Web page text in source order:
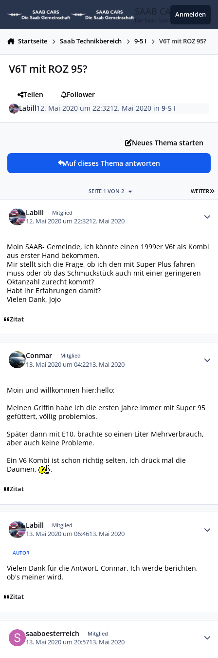
SAAB CARS
Die Saab Gemeinschaft
Anmelden
Startseite Saab Technikbereich 9-5 I V6T mit ROZ 95?
V6T mit ROZ 95?
Teilen
Follower
Labill12. Mai 2020 um 22:3212. Mai 2020 in9-5 I
Neues Thema starten
Auf dieses Thema antworten
WEITER
SEITE 1 VON 2
Labill Mitglied
12. Mai 2020 um 22:3212. Mai 2020
Moin SAAB- Gemeinde, ich könnte einen 1999er V6t als Kombi
aus erster Hand bekommen.
Mir stellt sich die Frage, ob ich den mit Super Plus fahren
muss oder ob das Schmuckstück auch mit einer geringeren
Oktanzahl zurecht kommt?
Habt ihr Erfahrungen damit?
Vielen Dank, Jojo
Zitat
Conmar Mitglied
13. Mai 2020 um 04:2213. Mai 2020
Moin und willkommen hier:hello:
Meinen Griffin habe ich die ersten Jahre immer mit Super 95
gefüttert, völlig problemlos.
Später dann mit E10, brachte so einen Liter Mehrverbrauch,
aber auch keine Probleme.
Ein V6 Kombi ist schon richtig selten, ich drück mal die
Daumen.
.
Zitat
Labill Mitglied
13. Mai 2020 um 06:4613. Mai 2020
AUTOR
Vielen Dank für die Antwort, Conmar. Ich werde berichten,
ob's meiner wird.
Zitat
saaboesterreich Mitglied
13. Mai 2020 um 20:5713. Mai 2020